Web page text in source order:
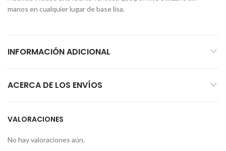
manos en cualquier lugar de base lisa.
INFORMACIÓN ADICIONAL
ACERCA DE LOS ENVÍOS
VALORACIONES
No hay valoraciones aún.